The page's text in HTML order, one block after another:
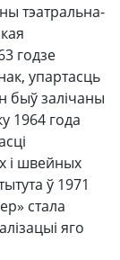
тэатральна-
годзе
упартасць
быў залічаны
1964 года
і швейных
ў 1971
стала
яго